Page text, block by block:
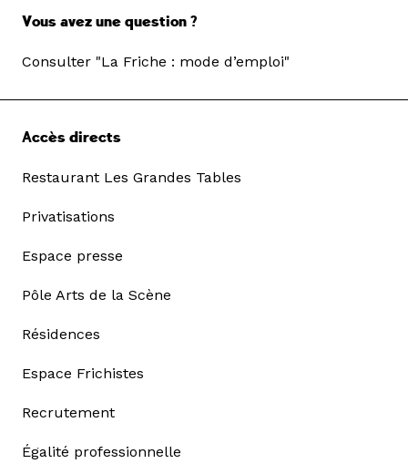
Vous avez une question ?
Consulter "La Friche : mode d’emploi"
Accès directs
Restaurant Les Grandes Tables
Privatisations
Espace presse
Pôle Arts de la Scène
Résidences
Espace Frichistes
Recrutement
Égalité professionnelle